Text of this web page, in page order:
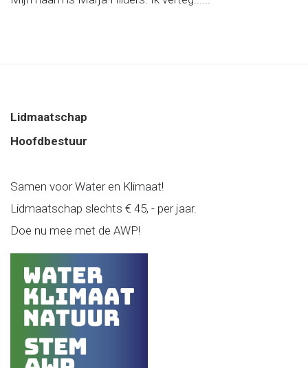
Lidmaatschap
Hoofdbestuur
Samen voor Water en Klimaat!
Lidmaatschap slechts € 45, - per jaar.
Doe nu mee met de AWP!